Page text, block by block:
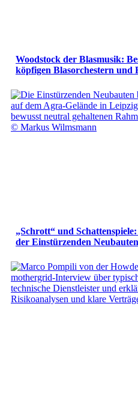
Woodstock der Blasmusik:
köpfigen Blasorchestern und
„Schrott“ und
der Einstürzenden